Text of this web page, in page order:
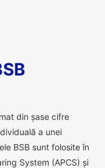
din șase cifre
a unei
BSB sunt folosite în
System (APCS) și